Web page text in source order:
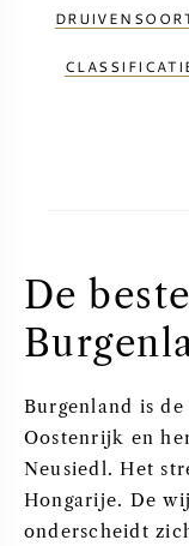
De
Burgenland is
Oostenrijk en
Neusiedl. Het
Hongarije. De
onderscheidt